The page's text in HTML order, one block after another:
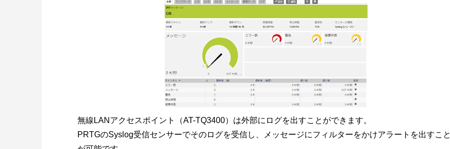
無線LANアクセスポイント（AT-TQ3400）は外部にログを出すことができます。
PRTGのSyslog受信センサーでそのログを受信し、メッセージにフィルターをかけアラートを出すこと